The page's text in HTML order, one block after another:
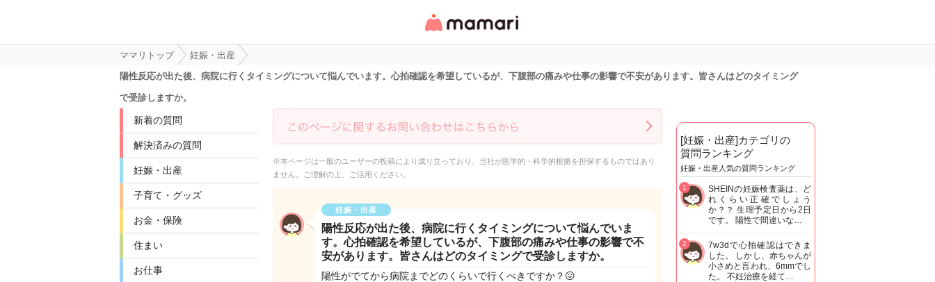
リ・情報サイト
ママリトップ
妊娠・出産
陽性反応が出た後、病院に行くタイミングについて悩んでいます。心拍確認を希望しているが、下腹部の痛みや仕事の影響で不安があります。皆さんはどのタイミング
で受診しますか。
新着の質問
解決済みの質問
妊娠・出産
子育て・グッズ
お金・保険
住まい
お仕事
※本ページは一般のユーザーの投稿により成り立っており、当社が医学的・科学的根拠を担保するものではあり
ません。ご理解の上、ご活用ください。
妊娠・出産
陽性反応が出た後、病院に行くタイミングについて悩んでいま
す。心拍確認を希望しているが、下腹部の痛みや仕事の影響で不
安があります。皆さんはどのタイミングで受診しますか。
陽性がでてから病院までどのくらいで行くべきですか？😖
[妊娠・出産]カテゴリの
質問ランキング
妊娠・出産人気の質問ランキング
SHEINの妊娠検査薬は、ど
れくらい正確でしょう
か？？ 生理予定日から2日
です。 陽性で間違いな…
1
7w3dで心拍確認はできま
した。 しかし、赤ちゃんが
小さめと言われ、6mmでし
た。 不妊治療を経て…
2